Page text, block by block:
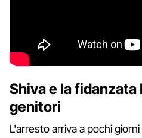
Shiva e la fidanzata
genitori
L'arresto arriva a pochi giorni